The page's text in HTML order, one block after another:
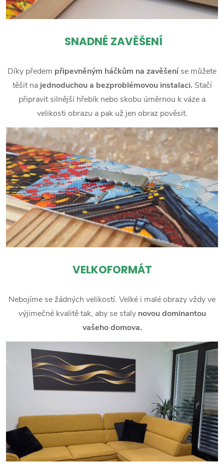
SNADNÉ ZAVĚŠENÍ
Díky předem připevněným háčkům na zavěšeníse můžete
těšit na jednoduchou a bezproblémovou instalaci. Stačí
připravit silnější hřebík nebo skobu úměrnou k váze a
velikosti obrazu a pak už jen obraz pověsit.
VELKOFORMÁT
Nebojíme se žádných velikostí. Velké i malé obrazy vždy ve
výjimečné kvalitě tak, aby se staly novou dominantou
vašeho domova.